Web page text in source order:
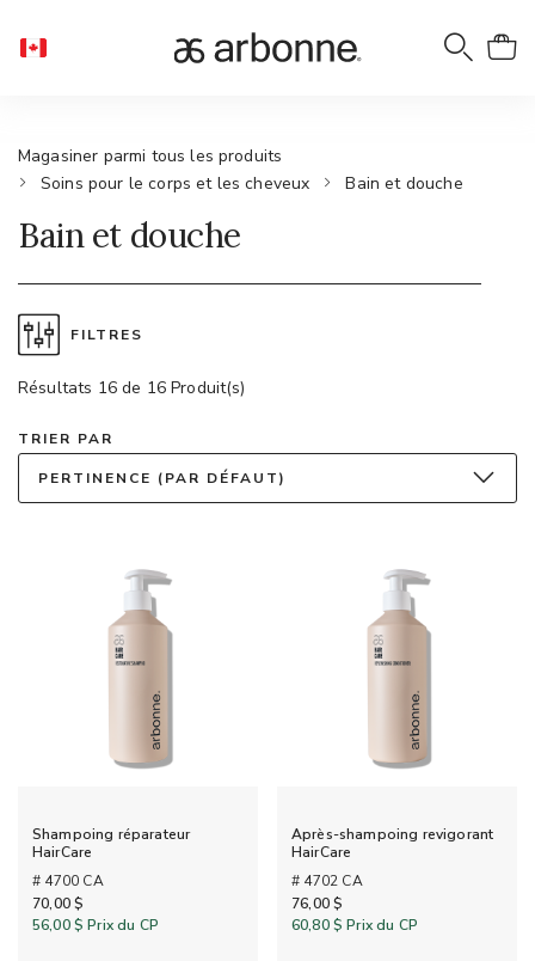
Magasiner parmi tous les produits
Soins pour le corps et les cheveux
Bain et douche
Bain et douche
FILTRES
Résultats 16 de 16 Produit(s)
TRIER PAR
PERTINENCE (PAR DÉFAUT)
Shampoing réparateur
HairCare
# 4700 CA
70,00 $
56,00 $ Prix du CP
Après-shampoing revigorant
HairCare
# 4702 CA
76,00 $
60,80 $ Prix du CP